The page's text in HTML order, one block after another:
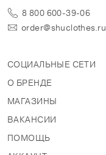
8 800 600-39-06
order@shuclothes.ru
СОЦИАЛЬНЫЕ СЕТИ
О БРЕНДЕ
МАГАЗИНЫ
ВАКАНСИИ
ПОМОЩЬ